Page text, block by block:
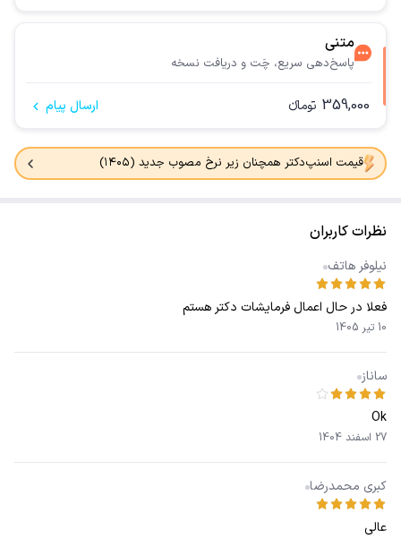
متنی
پاسخ‌دهی سریع، چَت و دریافت نسخه
359,000 تومانء ارسال پیام
قیمت اسنپ‌دکتر همچنان زیر نرخ مصوب جدید (۱۴۰۵)
نظرات کاربران
نیلوفر هاتف
فعلا در حال اعمال فرمایشات دکتر هستم
10 تیر 1405
ساناز
Ok
27 اسفند 1404
کبری محمدرضا
عالی